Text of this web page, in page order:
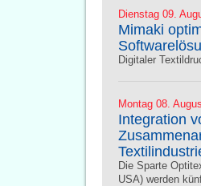
Dienstag 09.
Mimaki
Digitaler
Montag 08.
Integration
Die Sparte
USA) werden